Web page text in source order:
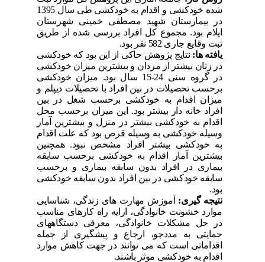
شده خودکشی و اقدام به خودکشی طی سال 1395
در بیمارستان شهید مصطفی خمینی شهرستان
ایلام بود. مجموع کل افراد بررسی شده از طریق
ثبت وقایع جاری 582 نفر بود.
یافته ها:نتایج پژوهش حاکی از این بود که خودکشی
در زنان بیشتر از مردان و بیشترین میزان خودکشی
در گروه سنی 24-15 سال بود. میزان خودکشی
برحسب تحصیلات در بین افراد با تحصیلات دیپلم و
میزان اقدام به خودکشی برحسب شغل در بین
افراد خانه دار بیشتر بود. این میزان برحسب محل
اقدام به خودکشی بیشتر در منزل و بیشترین آمار
وسیله خودکشی به وسیله قرص بود که علت اقدام
به خودکشی بیشتر افراد مشخص نبود. همچنین
بیشترین آمار اقدام به خودکشی برحسب سابقه
بیماری در افراد بدون سابقه بیماری و برحسب
سابقه خودکشی در بین افراد بدون سابقه خودکشی
بود.
نتیجه گیری:آموزش مهارت های زندگی، شناسایی
موارد خشونت خانوادگی، ارایه راه کارهای مناسب
در حل مشکلات خانوادگی، معرفی دستگاههای
حمایتی به مددجو، ارجاع و پیشگیری از جمله
اقداماتی است که می توانند در جهت کاهش موارد
اقدام به خودکشی موثر باشند.